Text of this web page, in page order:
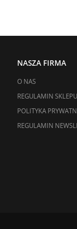
NASZA FIRMA
O NAS
REGULAMIN SKLEPU
POLITYKA
REGULAMIN